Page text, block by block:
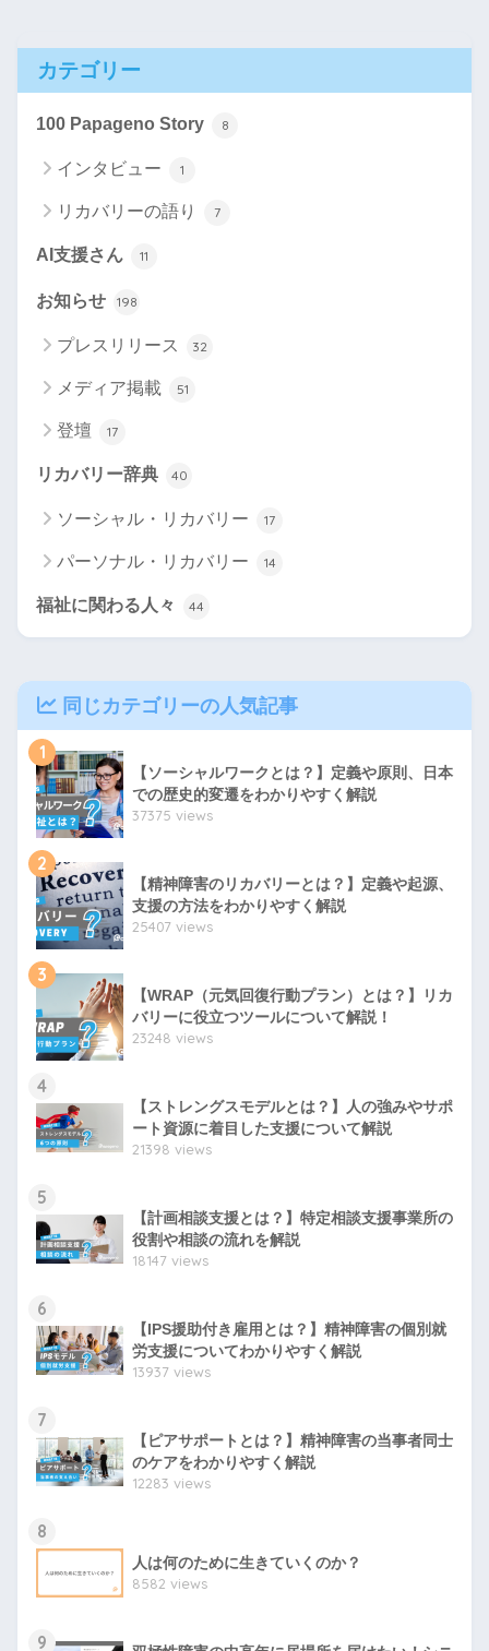
カテゴリー
100 Papageno Story 8
インタビュー 1
リカバリーの語り 7
AI支援さん 11
お知らせ 198
プレスリリース 32
メディア掲載 51
登壇 17
リカバリー辞典 40
ソーシャル・リカバリー 17
パーソナル・リカバリー 14
福祉に関わる人々 44
同じカテゴリーの人気記事
1
【ソーシャルワークとは？】定義や原則、日本
での歴史的変遷をわかりやすく解説
37375 views
2
【精神障害のリカバリーとは？】定義や起源、
支援の方法をわかりやすく解説
25407 views
3
【WRAP（元気回復行動プラン）とは？】リカ
バリーに役立つツールについて解説！
23248 views
4
【ストレングスモデルとは？】人の強みやサポ
ート資源に着目した支援について解説
21398 views
5
【計画相談支援とは？】特定相談支援事業所の
役割や相談の流れを解説
18147 views
6
【IPS援助付き雇用とは？】精神障害の個別就
労支援についてわかりやすく解説
13937 views
7
【ピアサポートとは？】精神障害の当事者同士
のケアをわかりやすく解説
12283 views
8
人は何のために生きていくのか？
8582 views
9